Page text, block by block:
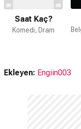
Saat Kaç?
Komedi, Dram
Ekleyen: Engiin003